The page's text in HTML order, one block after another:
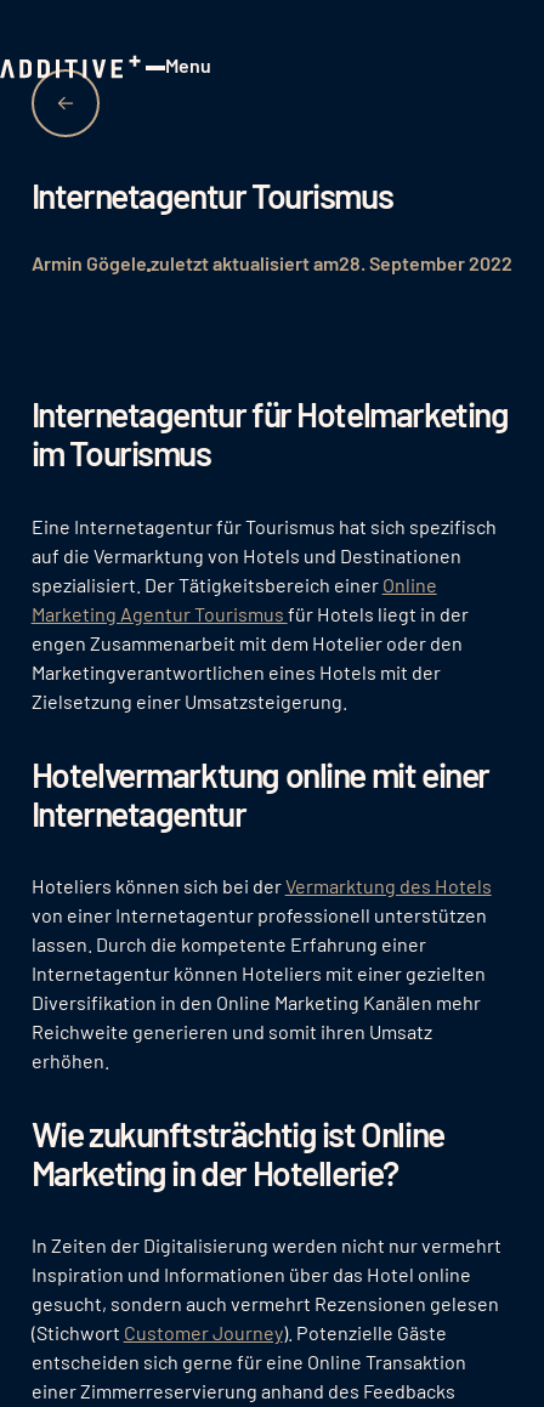
Menu
Internetagentur Tourismus
Armin Gögelezuletzt aktualisiert am28. September 2022
Internetagentur für Hotelmarketing
im Tourismus
Eine Internetagentur für Tourismus hat sich spezifisch
auf die Vermarktung von Hotels und Destinationen
spezialisiert. Der Tätigkeitsbereich einer Online
Marketing Agentur Tourismus für Hotels liegt in der
engen Zusammenarbeit mit dem Hotelier oder den
Marketingverantwortlichen eines Hotels mit der
Zielsetzung einer Umsatzsteigerung.
Hotelvermarktung online mit einer
Internetagentur
Hoteliers können sich bei derVermarktung des Hotels
von einer Internetagentur professionell unterstützen
lassen. Durch die kompetente Erfahrung einer
Internetagentur können Hoteliers mit einer gezielten
Diversifikation in den Online Marketing Kanälen mehr
Reichweite generieren und somit ihren Umsatz
erhöhen.
Wie zukunftsträchtig ist Online
Marketing in der Hotellerie?
In Zeiten der Digitalisierung werden nicht nur vermehrt
Inspiration und Informationen über das Hotel online
gesucht, sondern auch vermehrt Rezensionen gelesen
(Stichwort Customer Journey). Potenzielle Gäste
entscheiden sich gerne für eine Online Transaktion
einer Zimmerreservierung anhand des Feedbacks